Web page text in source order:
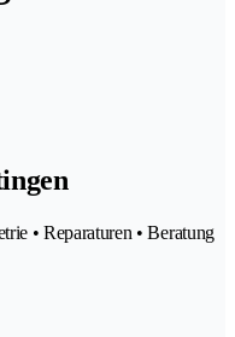
• Reparaturen • Beratung